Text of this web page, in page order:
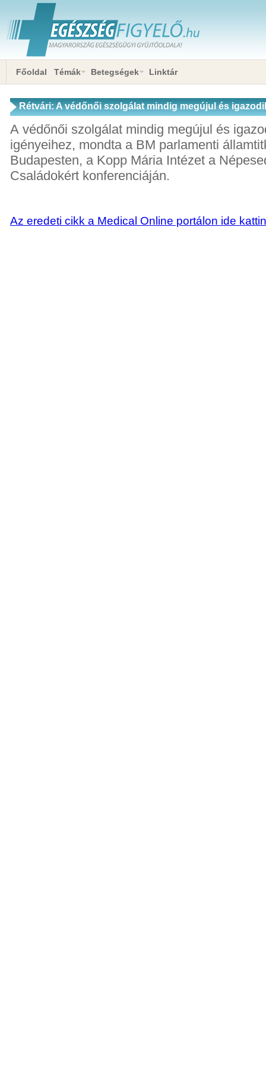
Főoldal Témák Betegségek Linktár
Rétvári: A védőnői szolgálat mindig megújul és
A védőnői szolgálat mindig megújul és
igényeihez, mondta a BM parlamenti
Budapesten, a Kopp Mária Intézet a
Családokért konferenciáján.
Az eredeti cikk a Medical Online portálon ide